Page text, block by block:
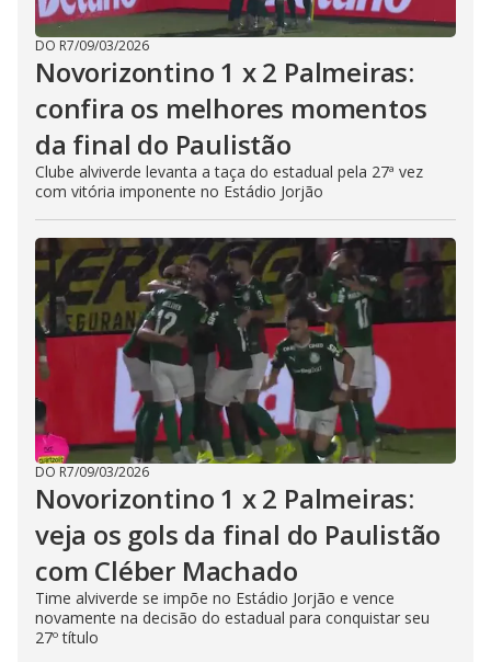
DO R7/09/03/2026
Novorizontino 1 x 2 Palmeiras:
confira os melhores momentos
da final do Paulistão
Clube alviverde levanta a taça do estadual pela 27ª vez
com vitória imponente no Estádio Jorjão
DO R7/09/03/2026
Novorizontino 1 x 2 Palmeiras:
veja os gols da final do Paulistão
com Cléber Machado
Time alviverde se impõe no Estádio Jorjão e vence
novamente na decisão do estadual para conquistar seu
27º título